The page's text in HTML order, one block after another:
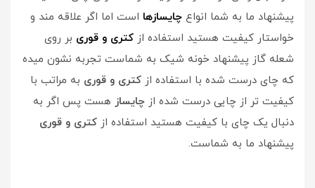
پیشنهاد ما به شما انواع چایسازها است اما اگر علاقه مند و
خواستار کیفیت هستید استفاده از کتری و قوری بر روی
شعله گاز پیشنهاد خونه شیک به شماست تجربه نشون میده
که چای درست شده با استفاده از کتری و قوری به مراتب با
کیفیت تر از چایی درست شده از چایساز هست پس اگر به
دنبال یک چای با کیفیت هستید استفاده از کتری و قوری
پیشنهاد ما به شماست.